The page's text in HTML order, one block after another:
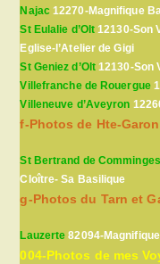
Najac12270-Magnifique
St Eulalie d’Olt 12130-Son
Eglise-l’Atelier de Gigi
St Geniez d’Olt12130-Son
Villefranche de Rouergue
Villeneuve d’Aveyron
f-Photos de Hte-
St Bertrand de Comminges
Cloître- Sa Basilique
g-Photos du Tarn et
Lauzerte 82094-
004-Photos de mes